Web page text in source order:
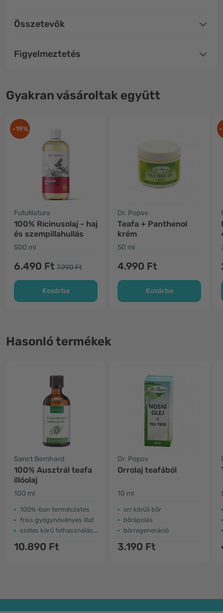
Összetevők
Figyelmeztetés
Gyakran vásároltak együtt
-19%
FutuNatura
100% Ricinusolaj - haj
és szempillahullás
500 ml
6.490 Ft 7.990 Ft
Kosárba
Dr. Popov
Teafa + Panthenol
krém
50 ml
4.990 Ft
Kosárba
Hasonló termékek
Sanct Bernhard
100% Ausztrál teafa
illóolaj
100 ml
100%-ban természetes
friss gyógynövényes illat
széles körű felhasználási lehetőségek
10.890 Ft
Dr. Popov
Orrolaj teafából
10 ml
orr körüli bőr
bőrápolás
bőrregeneráció
3.190 Ft